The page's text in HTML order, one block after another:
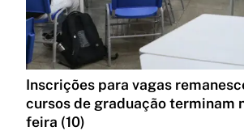
Inscrições para vagas
cursos de graduação terminam
feira (10)